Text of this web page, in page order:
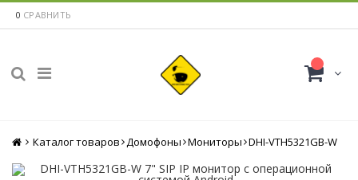
0 СРАВНИТЬ
Главная
Каталог товаров Домофоны Мониторы DHI-VTH5321GB-W